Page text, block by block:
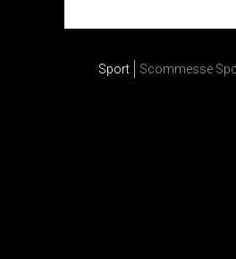
Sport Scommesse